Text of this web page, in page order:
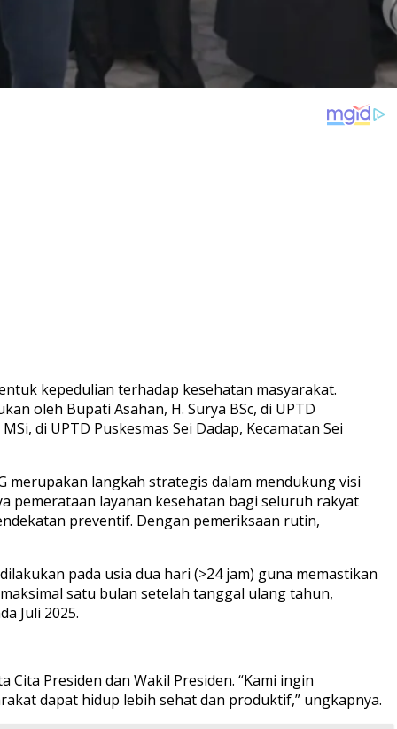
kepedulian terhadap kesehatan masyarakat.
oleh Bupati Asahan, H. Surya BSc, di UPTD
di UPTD Puskesmas Sei Dadap, Kecamatan Sei
merupakan langkah strategis dalam mendukung visi
pemerataan layanan kesehatan bagi seluruh rakyat
preventif. Dengan pemeriksaan rutin,
pada usia dua hari (>24 jam) guna memastikan
satu bulan setelah tanggal ulang tahun,
Juli 2025.
Cita Presiden dan Wakil Presiden. “Kami ingin
dapat hidup lebih sehat dan produktif,” ungkapnya.